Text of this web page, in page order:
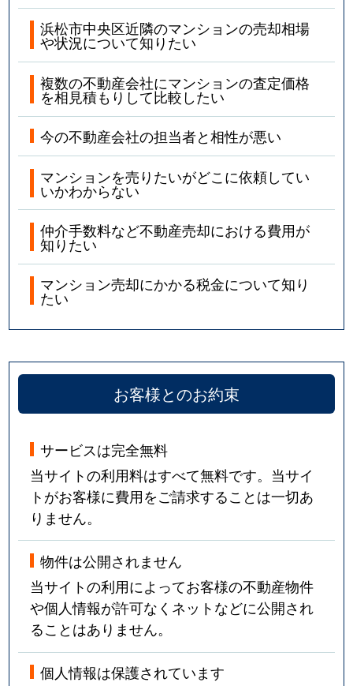
浜松市中央区近隣のマンションの売却相場
や状況について知りたい
複数の不動産会社にマンションの査定価格
を相見積もりして比較したい
今の不動産会社の担当者と相性が悪い
マンションを売りたいがどこに依頼してい
いかわからない
仲介手数料など不動産売却における費用が
知りたい
マンション売却にかかる税金について知り
たい
お客様とのお約束
サービスは完全無料
当サイトの利用料はすべて無料です。当サイ
トがお客様に費用をご請求することは一切あ
りません。
物件は公開されません
当サイトの利用によってお客様の不動産物件
や個人情報が許可なくネットなどに公開され
ることはありません。
個人情報は保護されています